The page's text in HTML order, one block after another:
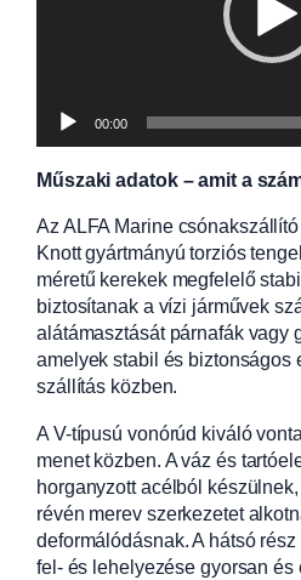
00:00
Műszaki adatok – amit a
Az ALFA Marine
Knott gyártmányú torziós
méretű kerekek megfelelő
biztosítanak a vízi járművek
alátámasztását párnafák vagy
amelyek stabil és biztonságos
szállítás közben.
A V-típusú vonórúd kiváló
menet közben. A váz és
horganyzott acélból
révén merev szerkezetet
deformálódásnak. A hátsó
fel- és lehelyezése gyorsan és